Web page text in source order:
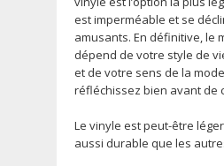
est imperméable et se
amusants. En définitive, le
dépend de votre style de
et de votre sens de la
réfléchissez bien avant de
Le vinyle est peut-être
aussi durable que les